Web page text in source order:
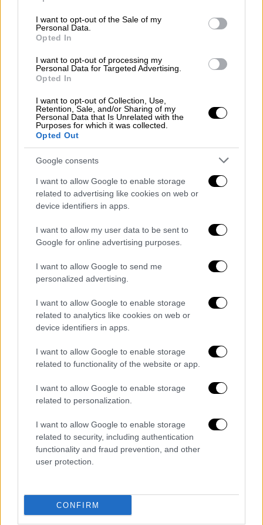
use your data for below specified purposes in below Google
consent section.
I want to opt-out of the Sale of my
Personal Data.
Opted In
I want to opt-out of processing my
Personal Data for Targeted Advertising.
Opted In
I want to opt-out of Collection, Use,
Retention, Sale, and/or Sharing of my
Personal Data that Is Unrelated with the
Purposes for which it was collected.
Opted Out
Google consents
I want to allow Google to enable storage
related to advertising like cookies on web or
device identifiers in apps.
I want to allow my user data to be sent to
Google for online advertising purposes.
I want to allow Google to send me
personalized advertising.
I want to allow Google to enable storage
related to analytics like cookies on web or
device identifiers in apps.
I want to allow Google to enable storage
related to functionality of the website or app.
I want to allow Google to enable storage
related to personalization.
I want to allow Google to enable storage
related to security, including authentication
functionality and fraud prevention, and other
user protection.
CONFIRM
ανέσεις, για ένα ξεκούραστο και γρήγορο
ταξίδι, βελτιώνοντας την ταξιδιωτική
Τα δρομολόγια και οι τιμές των
Το πρώτο πρωινό δρομολόγιο της
αμαξοστοιχίας ETR470 αναχωρεί από τον
Σταθμό της Αθήνας στις07:22μεμια
ενδιάμεση στάση στη Λάρισα
στις 09:58 και
άφιξη στονΣταθμό της Θεσσαλονίκηςστις
11:20. Το επόμενο δρομολόγιο του
ETR470
αναχωρεί από τον Σταθμό της
Λάρισα
στις 20:00 και άφιξη στονΣταθμό της
Αντίστοιχα, το πρώτο πρωινό δρομολόγιο
Σταθμό της Θεσσαλονίκηςστις 07:08 με
μια ενδιάμεση στάση στη
11:03. Το επόμενο δρομολόγιο του ETR470
αναχωρεί από τονΣταθμό της Θεσσαλονίκης
στις 17:08 με μια ενδιάμεση στάση στη
Λάρισαστις 18:08 και άφιξη στον Σταθμό της
Με αφορμή την έναρξη λειτουργίας των
νέων αμαξοστοιχιώνETR470, η ΤΡΑΙΝΟΣΕ
προσφέρει έκπτωση 20% για 20 ημέρες και
από τις 15 Μαίου έως και τις 3 Ιουνίου σε
όσους ταξιδιώτες επιλέξουν τις